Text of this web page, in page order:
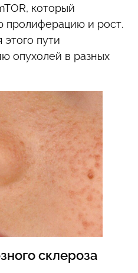
который
пролиферацию и рост.
этого пути
опухолей в разных
склероза